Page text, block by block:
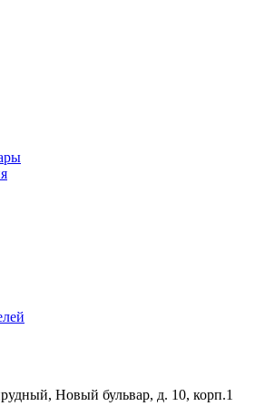
Новый бульвар, д. 10, корп.1